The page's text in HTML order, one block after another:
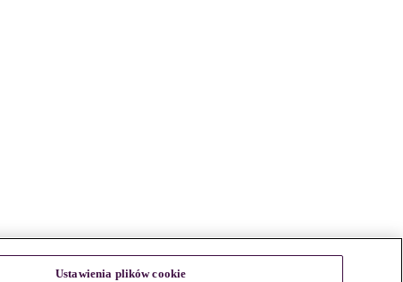
Ustawienia plików cookie